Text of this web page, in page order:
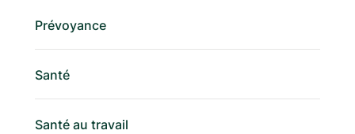
Prévoyance
Santé
Santé au travail